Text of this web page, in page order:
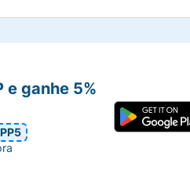
e ganhe 5%